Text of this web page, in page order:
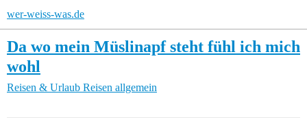
wer-weiss-was.de
Da wo mein Müslinapf steht fühl ich mich
wohl
Reisen & Urlaub Reisen allgemein